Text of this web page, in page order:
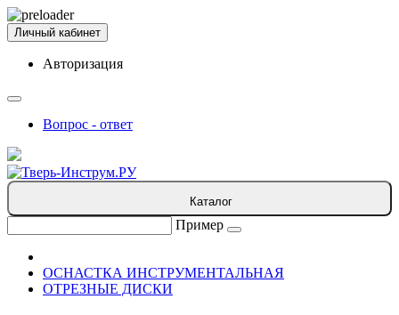
Личный кабинет
Авторизация
Вопрос - ответ
Каталог
Пример
ОСНАСТКА ИНСТРУМЕНТАЛЬНАЯ
ОТРЕЗНЫЕ ДИСКИ